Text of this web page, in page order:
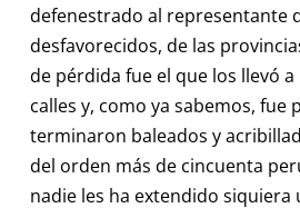
defenestrado al representante
desfavorecidos, de las
de pérdida fue el que los llevó
calles y, como ya sabemos, fue
terminaron baleados y
del orden más de cincuenta
nadie les ha extendido siquiera